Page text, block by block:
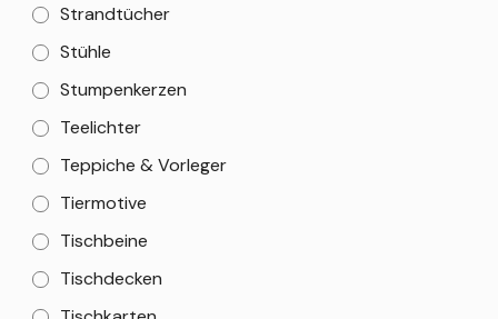
Strandtücher
Stühle
Stumpenkerzen
Teelichter
Teppiche & Vorleger
Tiermotive
Tischbeine
Tischdecken